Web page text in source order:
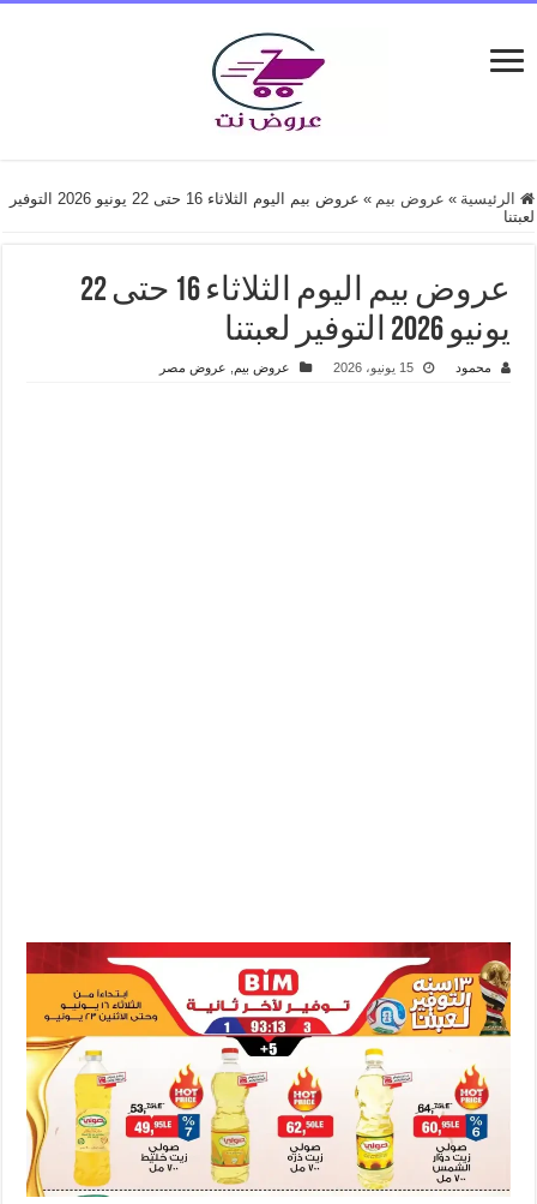
الرئيسية » عروض بيم »
عروض بيم اليوم الثلاثاء 16 حتى 22 يونيو 2026 التوفير
لعبتنا
عروض بيم اليوم الثلاثاء 16 حتى 22
يونيو 2026 التوفير لعبتنا
محمود 15 يونيو، 2026 عروض بيم عروض مصر